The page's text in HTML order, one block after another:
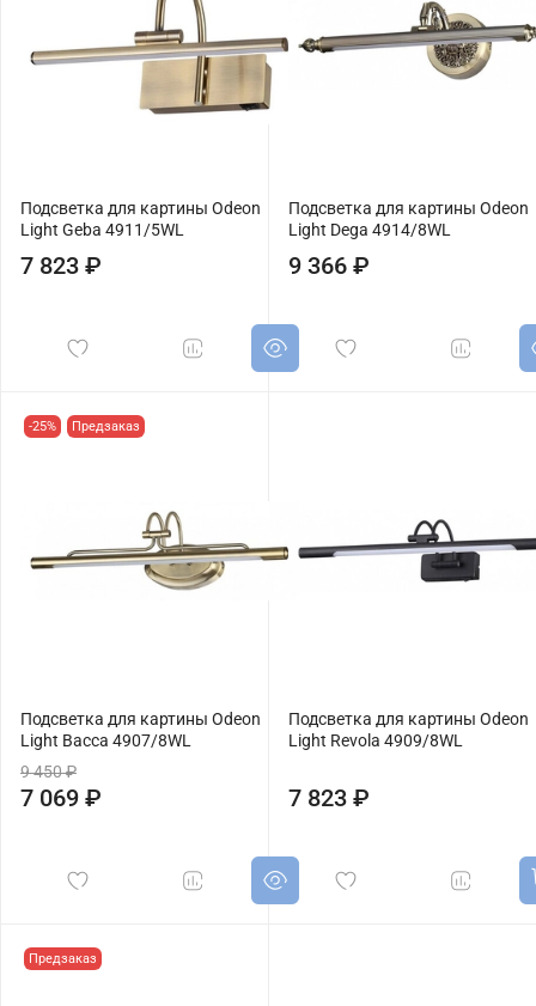
Подсветка для картины Odeon
Light Geba 4911/5WL
7 823 ₽
Подсветка для картины Odeon
Light Dega 4914/8WL
9 366 ₽
-25% Предзаказ
Подсветка для картины Odeon
Light Bacca 4907/8WL
9 450 ₽
7 069 ₽
Подсветка для картины Odeon
Light Revola 4909/8WL
7 823 ₽
Предзаказ